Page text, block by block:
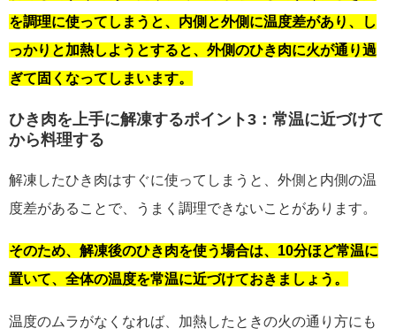
を調理に使ってしまうと、内側と外側に温度差があり、し
っかりと加熱しようとすると、外側のひき肉に火が通り過
ぎて固くなってしまいます。
ひき肉を上手に解凍するポイント3：常温に近づけて
から料理する
解凍したひき肉はすぐに使ってしまうと、外側と内側の温
度差があることで、うまく調理できないことがあります。
そのため、解凍後のひき肉を使う場合は、10分ほど常温に
置いて、全体の温度を常温に近づけておきましょう。
温度のムラがなくなれば、加熱したときの火の通り方にも